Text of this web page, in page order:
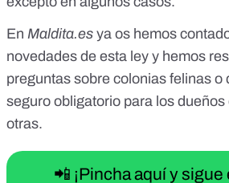
En Maldita.es ya os hemos
novedades de esta ley y hemos
preguntas sobre colonias felinas o
seguro obligatorio para los dueños
otras.
📲 ¡Pincha aquí y sigue